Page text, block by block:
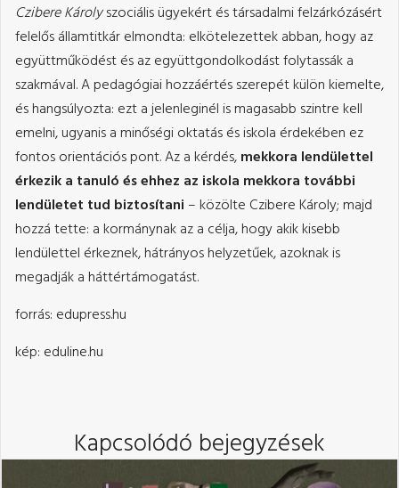
Czibere Károlyszociális ügyekért és társadalmi felzárkózásért
felelős államtitkár elmondta: elkötelezettek abban, hogy az
együttműködést és az együttgondolkodást folytassák a
szakmával. A pedagógiai hozzáértés szerepét külön kiemelte,
és hangsúlyozta: ezt a jelenleginél is magasabb szintre kell
emelni, ugyanis a minőségi oktatás és iskola érdekében ez
fontos orientációs pont. Az a kérdés,mekkora lendülettel
érkezik a tanuló és ehhez az iskola mekkora további
lendületet tud biztosítani – közölte Czibere Károly; majd
hozzá tette: a kormánynak az a célja, hogy akik kisebb
lendülettel érkeznek, hátrányos helyzetűek, azoknak is
megadják a háttértámogatást.
forrás: edupress.hu
kép: eduline.hu
Kapcsolódó bejegyzések